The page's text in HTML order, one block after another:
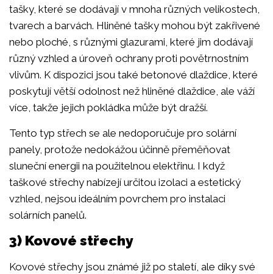
tašky, které se dodávají v mnoha různých velikostech,
tvarech a barvách. Hliněné tašky mohou být zakřivené
nebo ploché, s různými glazurami, které jim dodávají
různý vzhled a úroveň ochrany proti povětrnostním
vlivům. K dispozici jsou také betonové dlaždice, které
poskytují větší odolnost než hliněné dlaždice, ale váží
více, takže jejich pokládka může být dražší.
Tento typ střech se ale nedoporučuje pro solární
panely, protože nedokážou účinně přeměňovat
sluneční energii na použitelnou elektřinu. I když
taškové střechy nabízejí určitou izolaci a estetický
vzhled, nejsou ideálním povrchem pro instalaci
solárních panelů.
3) Kovové střechy
Kovové střechy jsou známé již po staletí, ale díky své